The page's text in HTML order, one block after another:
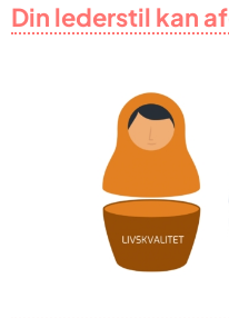
Din lederstil kan